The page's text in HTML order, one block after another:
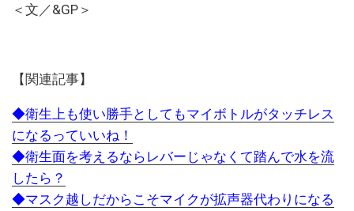
＜文／&GP＞
【関連記事】
◆衛生上も使い勝手としてもマイボトルがタッチレス
になるっていいね！
◆衛生面を考えるならレバーじゃなくて踏んで水を流
したら？
◆マスク越しだからこそマイクが拡声器代わりになる